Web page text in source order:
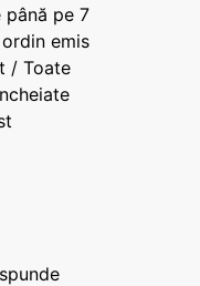
pe 7
emis
/ Toate